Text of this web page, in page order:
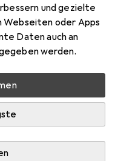
und gezielte
Webseiten oder Apps
Daten auch an
werden.
geliefert
verfügbar
Lieferzeit